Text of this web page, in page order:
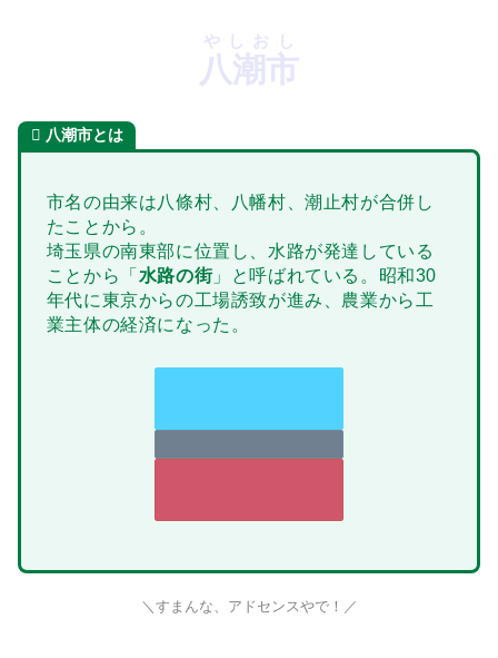
八潮市
やしおし
八潮市とは
市名の由来は八條村、八幡村、潮止村が合併し
たことから。
埼玉県の南東部に位置し、水路が発達している
ことから「 水路の街」と呼ばれている。昭和30
年代に東京からの工場誘致が進み、農業から工
業主体の経済になった。
＼すまんな、アドセンスやで！／